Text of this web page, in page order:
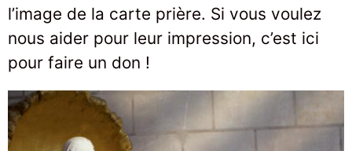
l’image de la carte prière. Si vous voulez
nous aider pour leur impression, c’est ici
pour faire un don !